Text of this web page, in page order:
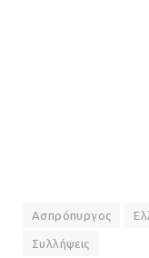
Ασπρόπυργος
Συλλήψεις